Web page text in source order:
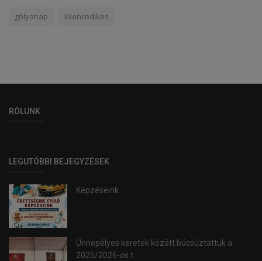
gólyanap kilencedikes
RÓLUNK
LEGUTÓBBI BEJEGYZÉSEK
Képzéseink
Ünnepélyes keretek között búcsúztattuk a
2025/2026-os t...